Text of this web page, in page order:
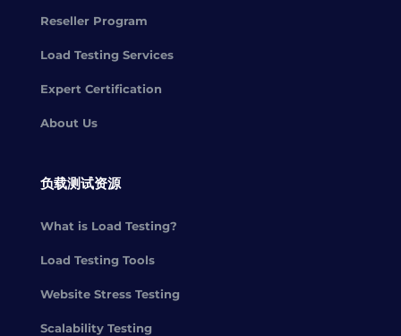
Reseller Program
Load Testing Services
Expert Certification
About Us
负载测试资源
What is Load Testing?
Load Testing Tools
Website Stress Testing
Scalability Testing